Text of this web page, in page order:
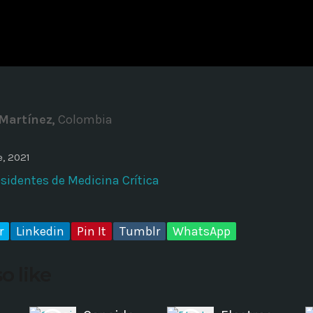
Time
Colombia
2021
de Medicina Crítica
Linkedin Pin It Tumblr WhatsApp